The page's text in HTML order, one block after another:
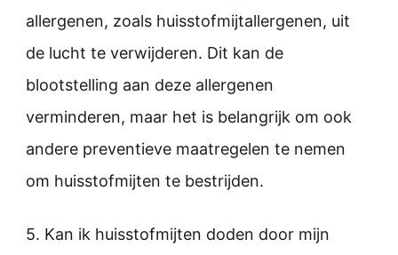
allergenen, zoals huisstofmijtallergenen, uit
de lucht te verwijderen. Dit kan de
blootstelling aan deze allergenen
verminderen, maar het is belangrijk om ook
andere preventieve maatregelen te nemen
om huisstofmijten te bestrijden.
5. Kan ik huisstofmijten doden door mijn